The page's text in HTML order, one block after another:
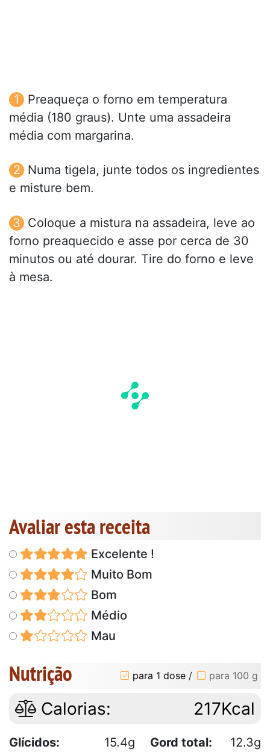
Preaqueça o forno em temperatura
média (180 graus). Unte uma assadeira
média com margarina.
Numa tigela, junte todos os ingredientes
e misture bem.
Coloque a mistura na assadeira, leve ao
forno preaquecido e asse por cerca de 30
minutos ou até dourar. Tire do forno e leve
à mesa.
Avaliar esta receita
Excelente !
Muito Bom
Bom
Médio
Mau
Nutrição para 1 dose / para 100 g
Calorias: 217Kcal
Glícidos: 15.4g Gord total:
12.3g